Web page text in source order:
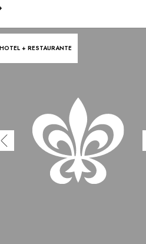
HOTEL + RESTAURANTE